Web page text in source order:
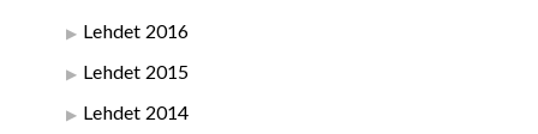
Lehdet 2016
Lehdet 2015
Lehdet 2014